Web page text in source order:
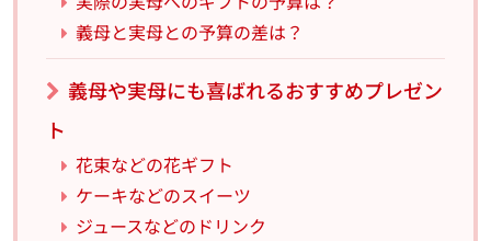
義母と実母との予算の差は？
義母や実母にも喜ばれるおすすめプレゼン
ト
花束などの花ギフト
ケーキなどのスイーツ
ジュースなどのドリンク